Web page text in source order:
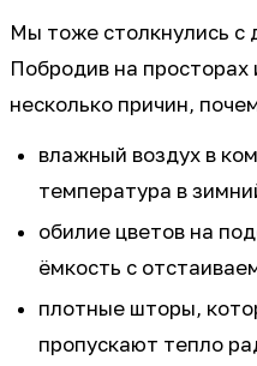
Мы тоже столкнулись с
Побродив на
несколько причин,
влажный воздух в
температура в
обилие цветов на
ёмкость с
плотные шторы,
пропускают тепло